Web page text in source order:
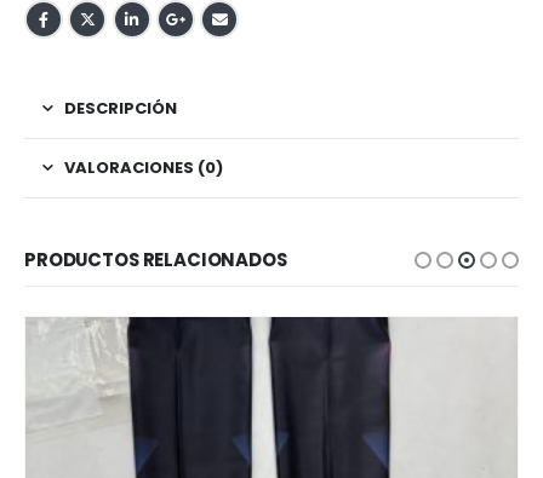
DESCRIPCIÓN
VALORACIONES (0)
PRODUCTOS RELACIONADOS